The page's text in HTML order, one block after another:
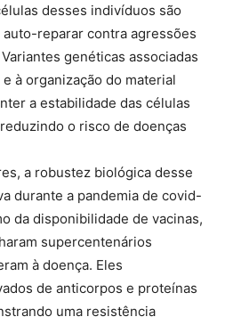
desses indivíduos são
reparar contra agressões
genéticas associadas
à organização do material
a estabilidade das células
o risco de doenças
a robustez biológica desse
durante a pandemia de covid-
da disponibilidade de vacinas,
supercentenários
à doença. Eles
de anticorpos e proteínas
uma resistência